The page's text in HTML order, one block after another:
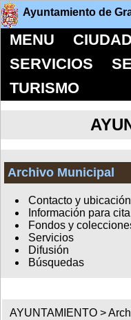
Ayuntamiento de
MENU CIUDAD
SERVICIOS
TURISMO
Archivo Municipal
Contacto y ubicación
Información para
Fondos y
Servicios
Difusión
Búsquedas
AYUNTAMIENTO >